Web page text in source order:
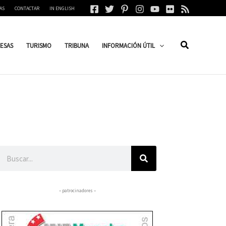
CONTACTAR IN ENGLISH
TURISMO TRIBUNA INFORMACIÓN ÚTIL
– patrocinadores –